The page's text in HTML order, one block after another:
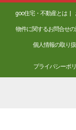
goo住宅・不動産とは
物件に関するお問合せの
個人情報の取り
プライバシーポ